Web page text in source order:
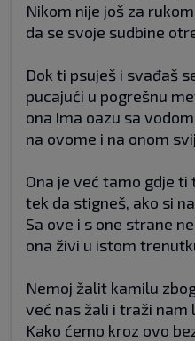
Nikom nije još za
da se svoje sudbine
Dok ti psuješ i svađaš
pucajući u pogrešnu
ona ima oazu sa vodom
na ovome i na onom
Ona je već tamo gdje ti
tek da stigneš, ako si
Sa ove i s one strane
ona živi u istom
Nemoj žalit kamilu
već nas žali i traži nam
Kako ćemo kroz ovo